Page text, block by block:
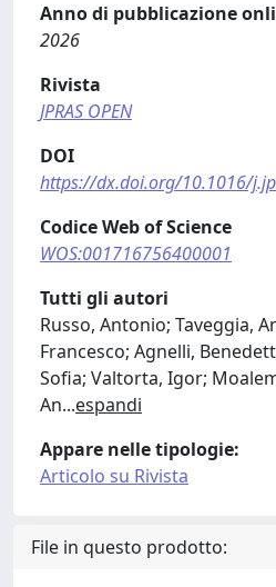
Anno di pubblicazione
2026
Rivista
JPRAS OPEN
DOI
https://dx.doi.org/10.1016/
Codice Web of Science
WOS:001716756400001
Tutti gli autori
Russo, Antonio; Taveggia,
Francesco; Agnelli,
Sofia; Valtorta, Igor;
An...espandi
Appare nelle tipologie:
Articolo su Rivista
File in questo prodotto: